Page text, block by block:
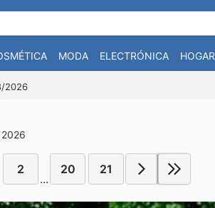
MODA ELECTRÓNICA HOGAR
2026
2
...
20 21